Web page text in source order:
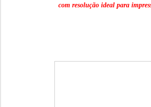
com resolução ideal para